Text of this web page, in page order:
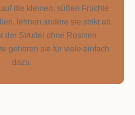
die kleinen, süßen Früchte
lehnen andere sie strikt ab.
der Strudel ohne Rosinen
gehören sie für viele einfach
dazu.